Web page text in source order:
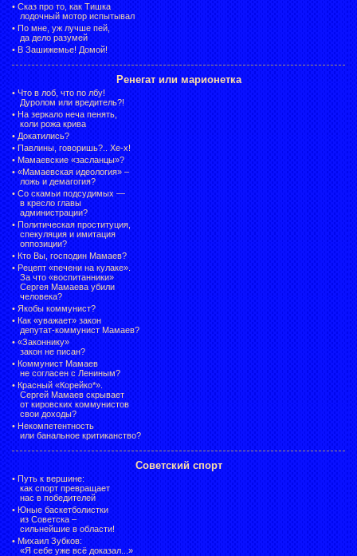
• Сказ про то, как Тишка
лодочный мотор испытывал
• По мне, уж лучше пей,
да дело разумей
• В Зашижемье! Домой!
Ренегат или марионетка
• Что в лоб, что по лбу!
Дуролом или вредитель?!
• На зеркало неча пенять,
коли рожа крива
• Докатились?
• Павлины, говоришь?.. Хе-х!
• Мамаевские «засланцы»?
• «Мамаевская идеология» –
ложь и демагогия?
• Со скамьи подсудимых —
в кресло главы
администрации?
• Политическая проституция,
спекуляция и имитация
оппозиции?
• Кто Вы, господин Мамаев?
• Рецепт «печени на кулаке».
За что «воспитанники»
Сергея Мамаева убили
человека?
• Якобы коммунист?
• Как «уважает» закон
депутат-коммунист Мамаев?
• «Законнику»
закон не писан?
• Коммунист Мамаев
не согласен с Лениным?
• Красный «Корейко*».
Сергей Мамаев скрывает
от кировских коммунистов
свои доходы?
• Некомпетентность
или банальное критиканство?
Советский спорт
• Путь к вершине:
как спорт превращает
нас в победителей
• Юные баскетболистки
из Советска –
сильнейшие в области!
• Михаил Зубков:
«Я себе уже всё доказал...»